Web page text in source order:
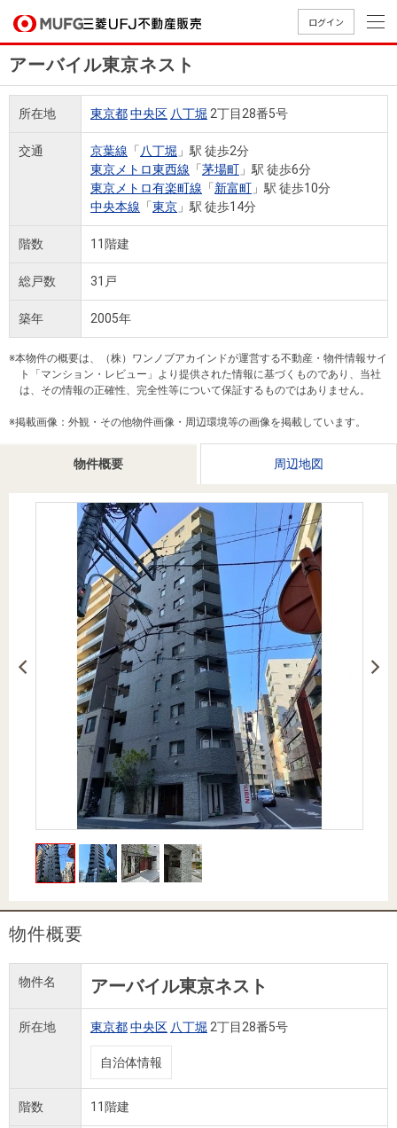
ログイン
買いたいTOP
中古
マン
ショ
ンを
探す
中古
一戸
建て
す
投
用
物
件
を
探
す
件を
探す
購入向け
サービス
住宅ロー
ンシミュ
レーショ
ン
住まい1プ
ラス（お
役立ちコ
ラム）
住まいと
暮らしの
税金の本
（電子ブ
購入ガイ
ド
売りたいTOP
無
料
査
定
相
談
売却
時手
金額
試算
売却向け
サービス
周辺相場
検索
住まい1プ
ラス（お
役立ちコ
ラム）
住まいと
暮らしの
税金の本
（電子ブ
ック）
売却ガイ
ド
店舗案内TOP
店舗のご
案内（首
都圏）
古屋）
西）
会社情報TOP
ごあいさ
つ
経営ビジ
ョン
組織図
役員一
覧
沿革
本社地
ニュース
リリース
（電子ブ
ック版）
採用情報TOP
新卒採用
情報
買いたい
売りたい
採用情報
法人のお客さま
提携企業にお勤めの方
閉じる
アーバイル東京ネスト
物件概要 周辺地図
所在地 東京都中央区 八丁堀 2丁目28番5号
交通 京葉線 「 八丁堀 」駅 徒歩2分
東京メトロ東西線 「茅場町 」駅 徒歩6分
東京メトロ有楽町線 「新富町 」駅 徒歩10分
中央本線 「東京 」駅 徒歩14分
階数 11階建
総戸数 31戸
築年 2005年
※本物件の概要は、（株）ワンノブアカインドが運営する不動産・物件情報サイ
ト「マンション・レビュー」より提供された情報に基づくものであり、当社
は、その情報の正確性、完全性等について保証するものではありません。
※掲載画像：外観・その他物件画像・周辺環境等の画像を掲載しています。
物件概要
物件名 アーバイル東京ネスト
所在地 東京都中央区 八丁堀 2丁目28番5号
自治体情報
階数 11階建